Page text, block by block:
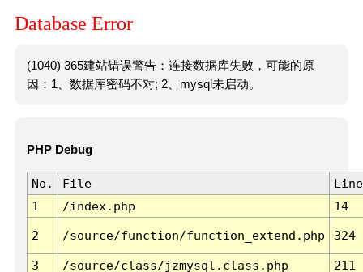
Database Error
(1040) 365建站错误警告：连接数据库失败，可能的原
因：1、数据库密码不对; 2、mysql未启动。
PHP Debug
No. File
Line
1
/index.php 14
2 /source/function/function_extend.php 324
3 /source/class/jzmysql.class.php
211